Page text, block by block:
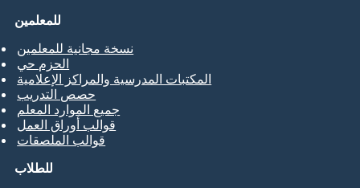
للطلاب
للمعلمين
نسخة مجانية للمعلمين
الحزم حي
المكتبات المدرسية والمراكز الإعلامية
حصص التدريب
جميع الموارد المعلم
قوالب أوراق العمل
قوالب الملصقات